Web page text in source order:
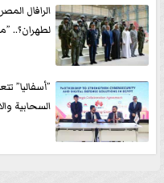
الرافال
لطهران؟..
”أسفاليا”
السحابية